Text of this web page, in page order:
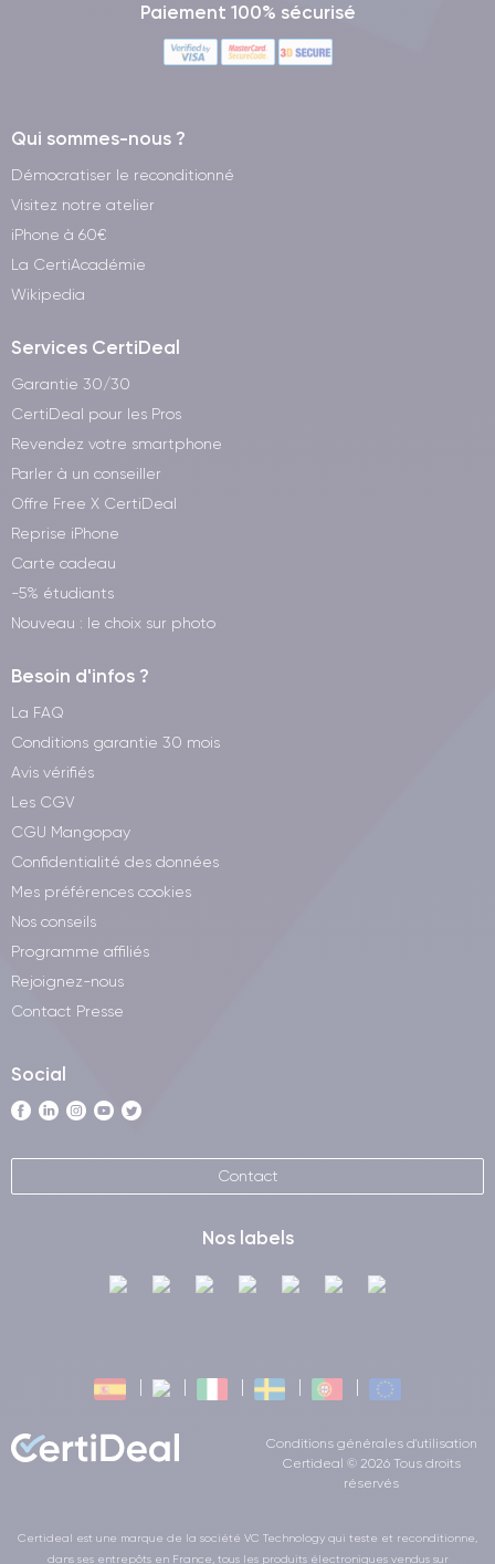
Paiement 100% sécurisé
Qui sommes-nous ?
Démocratiser le reconditionné
Visitez notre atelier
iPhone à 60€
La CertiAcadémie
Wikipedia
Services CertiDeal
Garantie 30/30
CertiDeal pour les Pros
Revendez votre smartphone
Parler à un conseiller
Offre Free X CertiDeal
Reprise iPhone
Carte cadeau
-5% étudiants
Nouveau : le choix sur photo
Besoin d'infos ?
La FAQ
Conditions garantie 30 mois
Avis vérifiés
Les CGV
CGU Mangopay
Confidentialité des données
Mes préférences cookies
Nos conseils
Programme affiliés
Rejoignez-nous
Contact Presse
Social
Contact
Nos labels
Conditions générales d'utilisation
Certideal © 2026 Tous droits
réservés
Certideal est une marque de la société VC Technology qui teste et reconditionne,
dans ses entrepôts en France, tous les produits électroniques vendus sur